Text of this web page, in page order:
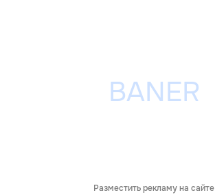
Разместить рекламу на сайте